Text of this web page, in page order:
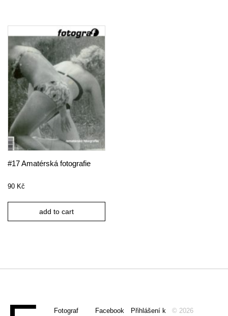
#17 Amatérská fotografie
90 Kč
add to cart
Fotograf Facebook Přihlášení k © 2026